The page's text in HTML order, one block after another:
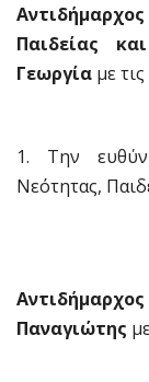
Παιδείας
Γεωργία με
1. Την
Νεότητας,
Παναγιώτης